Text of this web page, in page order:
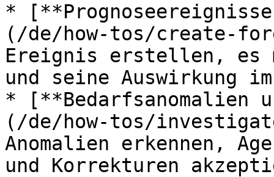
*
(/de/how-tos/create-
Ereignis erstellen, es
und seine Auswirkung
* [**Bedarfsanomalien
(/de/how-tos/
Anomalien erkennen,
und Korrekturen